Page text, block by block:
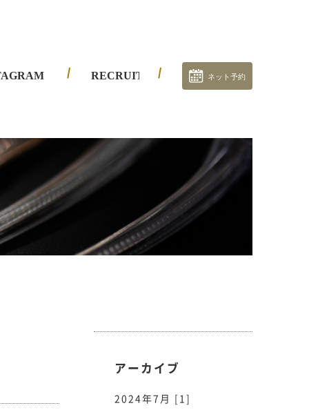
アーカイブ
2024年7月 [1]